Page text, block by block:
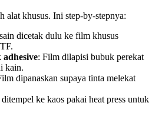
alat khusus. Ini step-by-stepnya:
dicetak dulu ke film khusus
: Film dilapisi bubuk perekat
kain.
dipanaskan supaya tinta melekat
ke kaos pakai heat press untuk